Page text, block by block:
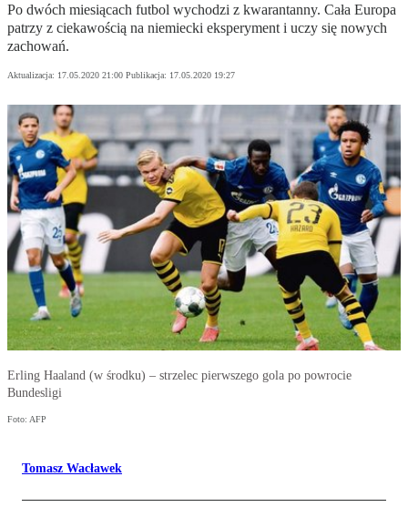
Po dwóch miesiącach futbol wychodzi z kwarantanny. Cała Europa
patrzy z ciekawością na niemiecki eksperyment i uczy się nowych
zachowań.
Aktualizacja: 17.05.2020 21:00 Publikacja: 17.05.2020 19:27
Erling Haaland (w środku) – strzelec pierwszego gola po powrocie
Bundesligi
Foto: AFP
Tomasz Wacławek